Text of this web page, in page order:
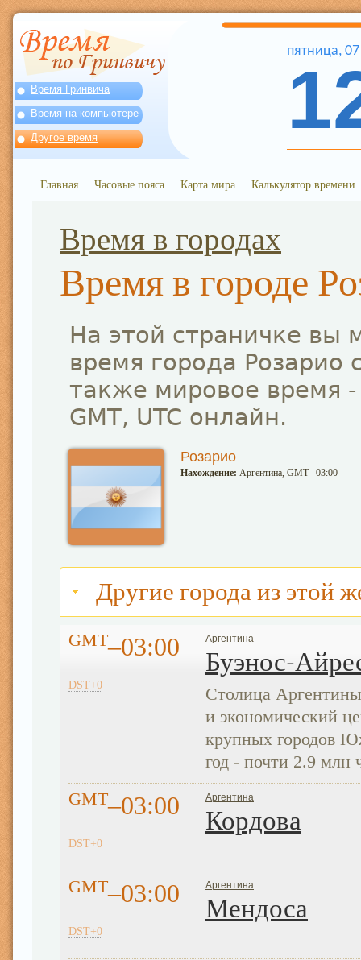
Время Гринвича
Время на компьютере
Другое время
пятница, 07
Главная Часовые пояса Карта мира Калькулятор времени
Время в городах
Время в городе
На этой страничке вы
время города Розарио
также мировое время -
GMT, UTC онлайн.
Розарио
Нахождение: Аргентина, GMT –03:00
Другие города из этой
GMT–03:00
DST+0
Аргентина
Буэнос-
Столица
и экономический
крупных городов
год - почти 2.9 млн
GMT–03:00
DST+0
Аргентина
Кордова
GMT–03:00
DST+0
Аргентина
Мендоса